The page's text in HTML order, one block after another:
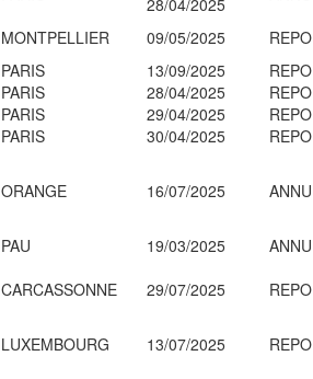
28/04/2025
MONTPELLIER 09/05/2025
PARIS 13/09/2025
PARIS 28/04/2025
PARIS 29/04/2025
PARIS 30/04/2025
ORANGE 16/07/2025
PAU 19/03/2025
CARCASSONNE 29/07/2025
LUXEMBOURG 13/07/2025